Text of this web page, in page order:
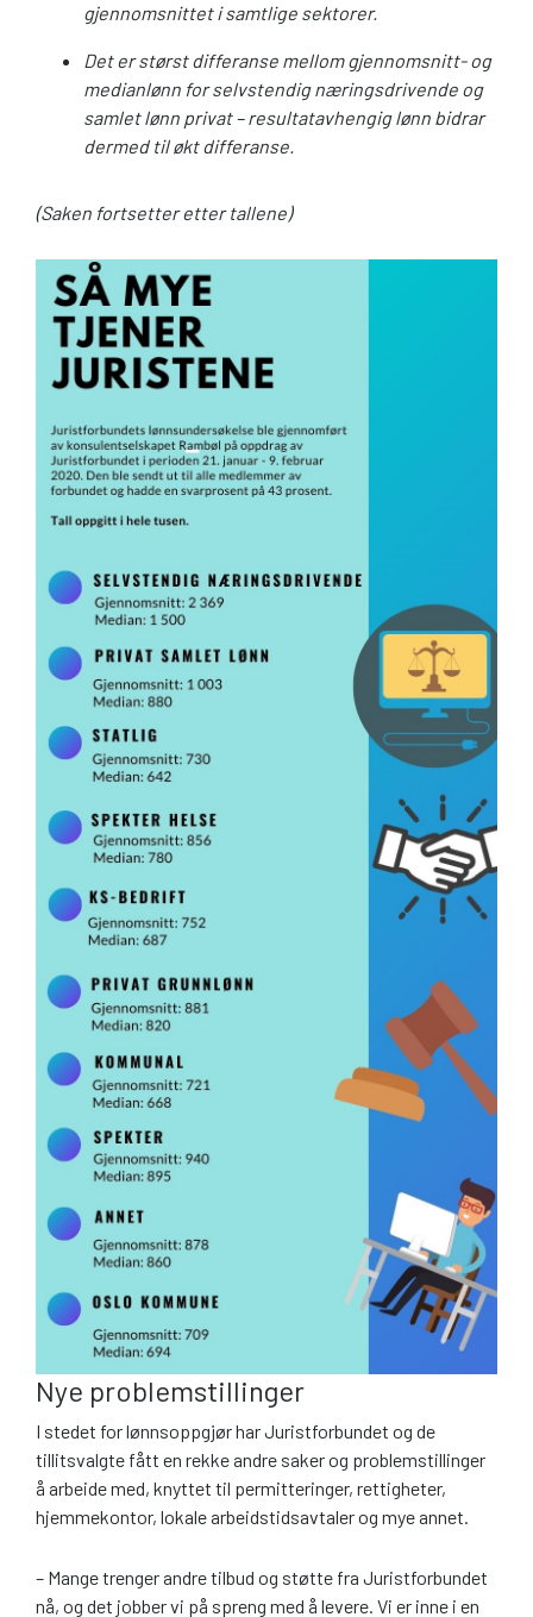
gjennomsnittet i samtlige sektorer.
Det er størst differanse mellom gjennomsnitt- og
medianlønn for selvstendig næringsdrivende og
samlet lønn privat – resultatavhengig lønn bidrar
dermed til økt differanse.
(Saken fortsetter etter tallene)
Nye problemstillinger
I stedet for lønnsoppgjør har Juristforbundet og de
tillitsvalgte fått en rekke andre saker og problemstillinger
å arbeide med, knyttet til permitteringer, rettigheter,
hjemmekontor, lokale arbeidstidsavtaler og mye annet.
– Mange trenger andre tilbud og støtte fra Juristforbundet
nå, og det jobber vi på spreng med å levere. Vi er inne i en